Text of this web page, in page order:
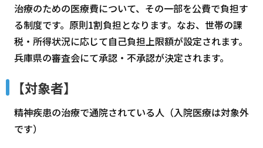
治療のための医療費について、その一部を公費で負担す
る制度です。原則1割負担となります。なお、世帯の課
税・所得状況に応じて自己負担上限額が設定されます。
兵庫県の審査会にて承認・不承認が決定されます。
【対象者】
精神疾患の治療で通院されている人（入院医療は対象外
です）